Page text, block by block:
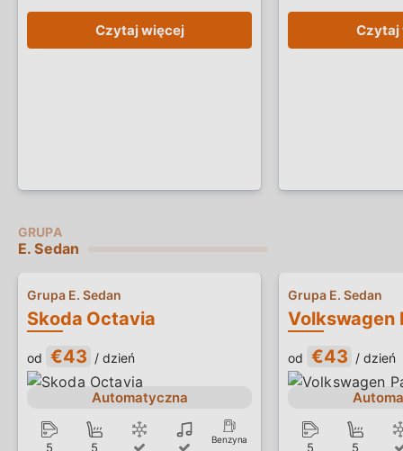
Czytaj więcej Czytaj
E. Sedan
Skoda Octavia
Grupa E. Sedan
od €43 / dzień
Automatyczna
5 5
Benzyna
Volkswagen
Grupa E. Sedan
od €43 / dzień
5 5